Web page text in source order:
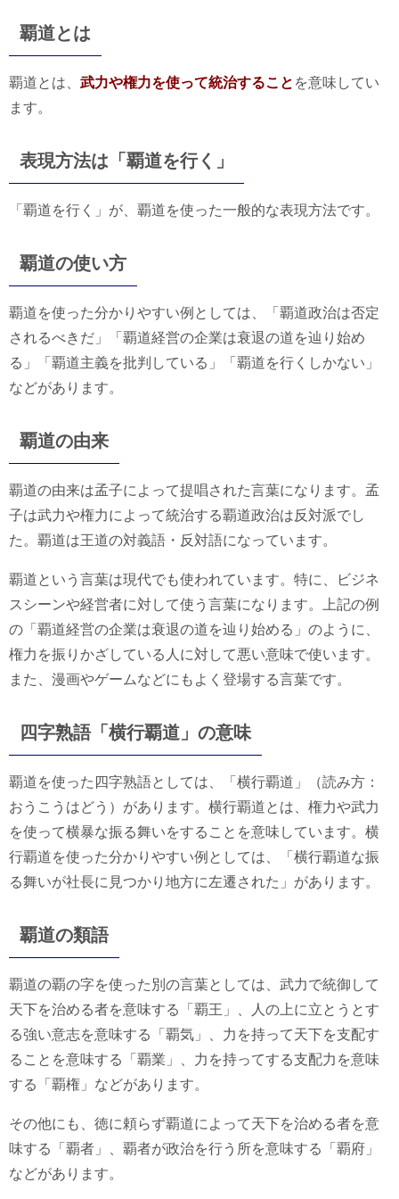
覇道とは
覇道とは、 武力や権力を使って統治すること を意味してい
ます。
表現方法は「覇道を行く」
「覇道を行く」が、覇道を使った一般的な表現方法です。
覇道の使い方
覇道を使った分かりやすい例としては、「覇道政治は否定
されるべきだ」「覇道経営の企業は衰退の道を辿り始め
る」「覇道主義を批判している」「覇道を行くしかない」
などがあります。
覇道の由来
覇道の由来は孟子によって提唱された言葉になります。孟
子は武力や権力によって統治する覇道政治は反対派でし
た。覇道は王道の対義語・反対語になっています。
覇道という言葉は現代でも使われています。特に、ビジネ
スシーンや経営者に対して使う言葉になります。上記の例
の「覇道経営の企業は衰退の道を辿り始める」のように、
権力を振りかざしている人に対して悪い意味で使います。
また、漫画やゲームなどにもよく登場する言葉です。
四字熟語「横行覇道」の意味
覇道を使った四字熟語としては、「横行覇道」（読み方：
おうこうはどう）があります。横行覇道とは、権力や武力
を使って横暴な振る舞いをすることを意味しています。横
行覇道を使った分かりやすい例としては、「横行覇道な振
る舞いが社長に見つかり地方に左遷された」があります。
覇道の類語
覇道の覇の字を使った別の言葉としては、武力で統御して
天下を治める者を意味する「覇王」、人の上に立とうとす
る強い意志を意味する「覇気」、力を持って天下を支配す
ることを意味する「覇業」、力を持ってする支配力を意味
する「覇権」などがあります。
その他にも、徳に頼らず覇道によって天下を治める者を意
味する「覇者」、覇者が政治を行う所を意味する「覇府」
などがあります。